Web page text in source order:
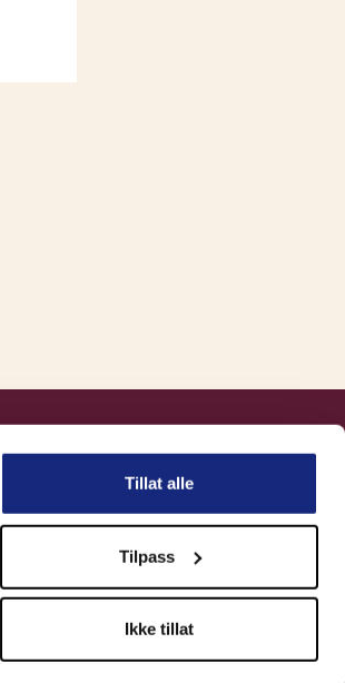
Tillat alle
Tilpass
Ikke tillat
Meld skade